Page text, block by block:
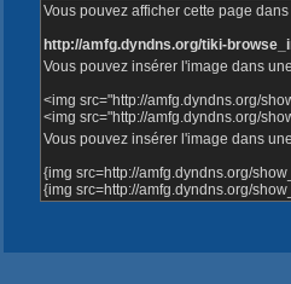
Vous pouvez afficher cette page
http://amfg.dyndns.org/tiki-
Vous pouvez insérer l'image dans
<img src="http://amfg.dyndns.org/
<img src="http://amfg.dyndns.org/
Vous pouvez insérer l'image dans
{img src=http://amfg.dyndns.org/
{img src=http://amfg.dyndns.org/